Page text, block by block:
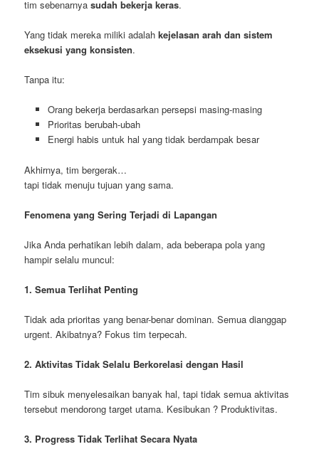
tim sebenarnyasudah bekerja keras.
Yang tidak mereka miliki adalahkejelasan arah dan sistem
eksekusi yang konsisten.
Tanpa itu:
Orang bekerja berdasarkan persepsi masing-masing
Prioritas berubah-ubah
Energi habis untuk hal yang tidak berdampak besar
Akhirnya, tim bergerak…
tapi tidak menuju tujuan yang sama.
Fenomena yang Sering Terjadi di Lapangan
Jika Anda perhatikan lebih dalam, ada beberapa pola yang
hampir selalu muncul:
1. Semua Terlihat Penting
Tidak ada prioritas yang benar-benar dominan. Semua dianggap
urgent. Akibatnya? Fokus tim terpecah.
2. Aktivitas Tidak Selalu Berkorelasi dengan Hasil
Tim sibuk menyelesaikan banyak hal, tapi tidak semua aktivitas
tersebut mendorong target utama. Kesibukan ? Produktivitas.
3. Progress Tidak Terlihat Secara Nyata